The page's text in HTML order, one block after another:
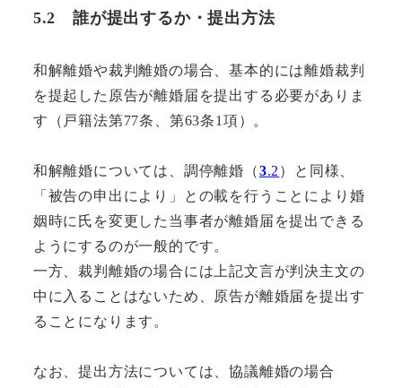
5.2 誰が提出するか・提出方法
和解離婚や裁判離婚の場合、基本的には離婚裁判
を提起した原告が離婚届を提出する必要がありま
す（戸籍法第77条、第63条1項）。
和解離婚については、調停離婚（3.2 ）と同様、
「被告の申出により」との載を行うことにより婚
姻時に氏を変更した当事者が離婚届を提出できる
ようにするのが一般的です。
一方、裁判離婚の場合には上記文言が判決主文の
中に入ることはないため、原告が離婚届を提出す
ることになります。
なお、提出方法については、協議離婚の場合